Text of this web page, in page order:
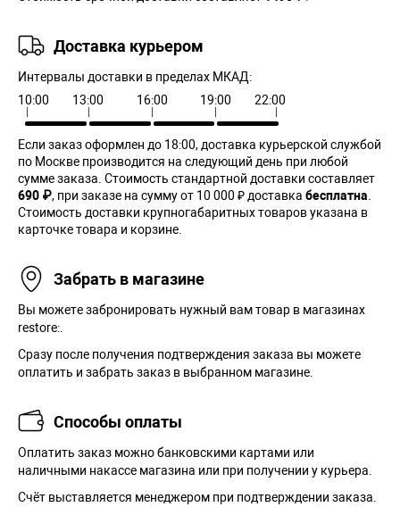
Доставка курьером
Интервалы доставки в пределах МКАД:
10:00
13:00 16:00 19:00 22:00
Если заказ оформлен до 18:00, доставка курьерской службой
по Москве производится на следующий день при любой
сумме заказа. Cтоимость стандартной доставки составляет
690 ₽, при заказе на сумму от 10 000 ₽ доставка бесплатна
Стоимость доставки крупногабаритных товаров указана в
карточке товара и корзине.
Забрать в магазине
Вы можете забронировать нужный вам товар в магазинах
restore:.
Сразу после получения подтверждения заказа вы можете
оплатить и забрать заказ в выбранном магазине.
Способы оплаты
Оплатить заказ можно банковскими картами или
наличными накассе магазина или при получении у курьера.
Cчёт выставляется менеджером при подтверждении заказа.